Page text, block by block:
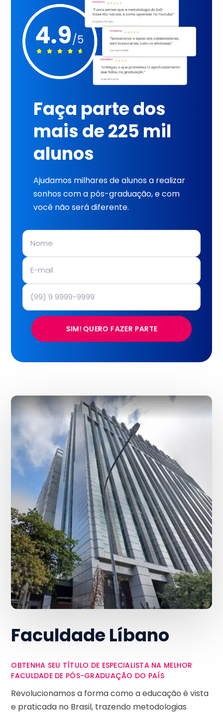
Faça parte dos
mais de 225 mil
alunos
Ajudamos milhares de alunos a realizar
sonhos com a pós-graduação, e com
você não será diferente.
SIM! QUERO FAZER PARTE
Faculdade Líbano
OBTENHA SEU TÍTULO DE ESPECIALISTA NA MELHOR
FACULDADE DE PÓS-GRADUAÇÃO DO PAÍS
Revolucionamos a forma como a educação é vista
e praticada no Brasil, trazendo metodologias